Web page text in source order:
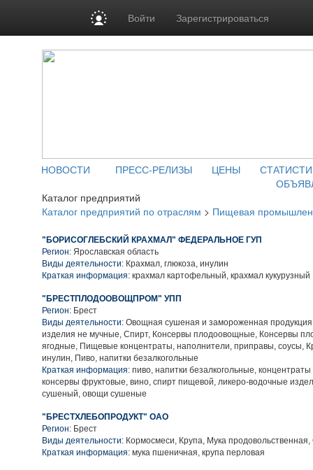
Войти Зарегистрироваться
НОВОСТИ ПРЕСС-РЕЛИЗЫ ЦЕНЫ
Каталог предприятий
Каталог предприятий по отраслям > Пищевая
"БОРИСОГЛЕБСКИЙ КРАХМАЛ" ФЕДЕРАЛЬНОЕ ГУП
Регион: Ярославская область
Виды деятельности: Крахмал, глюкоза, инулин
Краткая информация: крахмал картофельный, крахмал кукурузный
"БРЕСТПЛОДООВОЩПРОМ" УПП
Регион: Брест
Виды деятельности: Овощная сушеная и замороженная
изделия не мучные, Спирт, Консервы плодоовощные, Консервы
ягодные, Пищевые концентраты, наполнители, приправы, соусы,
инулин, Пиво, напитки безалкогольные
Краткая информация: пиво, напитки безалкогольные,
консервы фруктовые, вино, спирт пищевой, ликеро-водочные
сушеный, овощи сушеные
"БРЕСТХЛЕБОПРОДУКТ" ОАО
Регион: Брест
Виды деятельности: Кормосмеси, Крупа, Мука
Краткая информация: мука пшеничная, крупа перловая